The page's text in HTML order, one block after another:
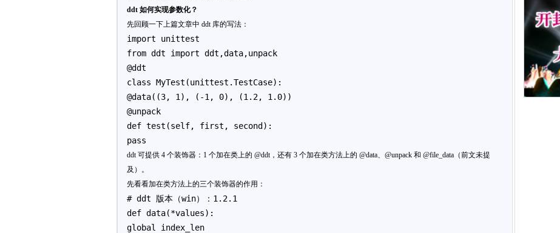
ddt 如何实现参数化？
先回顾一下上篇文章中 ddt 库的写法：
import unittest
from ddt import ddt,data,unpack
@ddt
class MyTest(unittest.TestCase):
@data((3, 1), (-1, 0), (1.2, 1.0))
@unpack
def test(self, first, second):
pass
ddt 可提供 4 个装饰器：1 个加在类上的 @ddt，还有 3 个加在类方法上的 @data、@unpack 和 @file_data（前文未提
及）。
先看看加在类方法上的三个装饰器的作用：
# ddt 版本（win）：1.2.1
def data(*values):
global index_len